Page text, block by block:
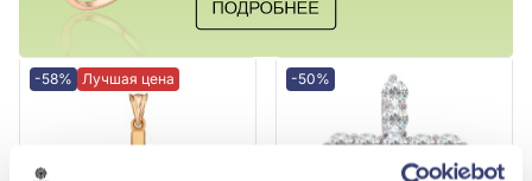
-58% Лучшая цена -50%